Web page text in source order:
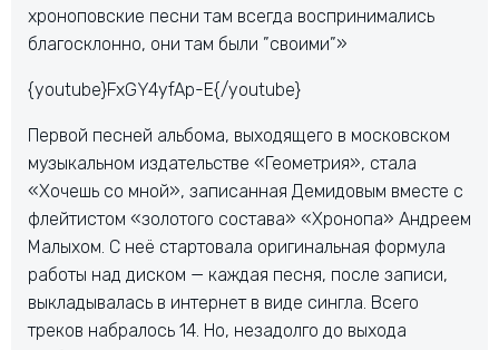
хроноповские песни там всегда воспринимались
благосклонно, они там были ”своими”»
{youtube}FxGY4yfAp-E{/youtube}
Первой песней альбома, выходящего в московском
музыкальном издательстве «Геометрия», стала
«Хочешь со мной», записанная Демидовым вместе с
флейтистом «золотого состава» «Хронопа» Андреем
Малыхом. С неё стартовала оригинальная формула
работы над диском — каждая песня, после записи,
выкладывалась в интернет в виде сингла. Всего
треков набралось 14. Но, незадолго до выхода